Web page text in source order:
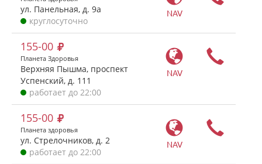
NAV
ул. Панельная, д. 9а
круглосуточно
NAV
155-00
Планета Здоровья
Верхняя Пышма, проспект
Успенский, д. 111
работает до 22:00
NAV
155-00
Планета здоровья
ул. Стрелочников, д. 2
работает до 22:00